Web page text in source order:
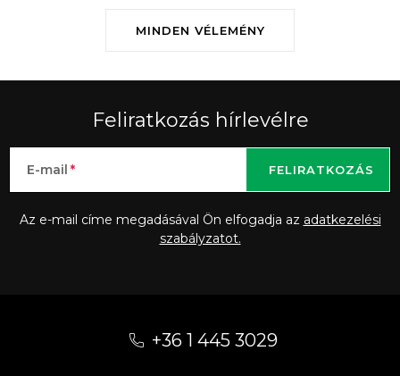
MINDEN VÉLEMÉNY
Feliratkozás hírlevélre
E-mail
Az e-mail címe megadásával Ön elfogadja az adatkezelési
szabályzatot.
FELIRATKOZÁS
+36 1 445 3029